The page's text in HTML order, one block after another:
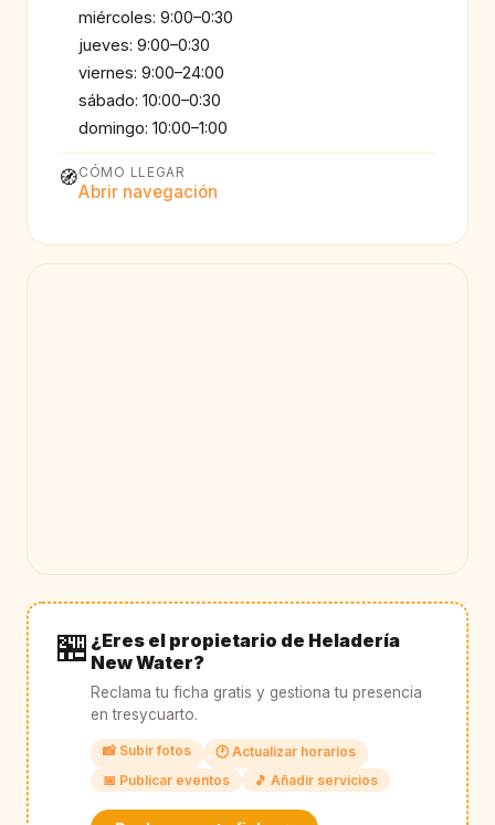
miércoles: 9:00–0:30
jueves: 9:00–0:30
viernes: 9:00–24:00
sábado: 10:00–0:30
domingo: 10:00–1:00
🧭CÓMO LLEGAR
Abrir navegación
🏪 ¿Eres el propietario de Heladería
New Water?
Reclama tu ficha gratis y gestiona tu presencia
en tresycuarto.
📸 Subir fotos
🕐 Actualizar horarios
📅 Publicar eventos
🎵 Añadir servicios